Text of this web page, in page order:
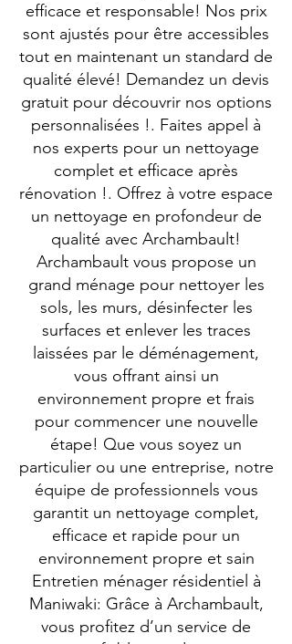
efficace et responsable! Nos prix
sont ajustés pour être accessibles
tout en maintenant un standard de
qualité élevé! Demandez un devis
gratuit pour découvrir nos options
personnalisées !. Faites appel à
nos experts pour un nettoyage
complet et efficace après
rénovation !. Offrez à votre espace
un nettoyage en profondeur de
qualité avec Archambault!
Archambault vous propose un
grand ménage pour nettoyer les
sols, les murs, désinfecter les
surfaces et enlever les traces
laissées par le déménagement,
vous offrant ainsi un
environnement propre et frais
pour commencer une nouvelle
étape! Que vous soyez un
particulier ou une entreprise, notre
équipe de professionnels vous
garantit un nettoyage complet,
efficace et rapide pour un
environnement propre et sain
Entretien ménager résidentiel à
Maniwaki: Grâce à Archambault,
vous profitez d’un service de